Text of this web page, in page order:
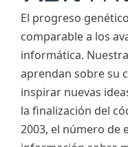
El progreso
comparable a los
informática.
aprendan sobre su
inspirar nuevas
la finalización del
2003, el número de